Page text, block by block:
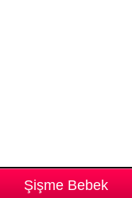
Şişme Bebek